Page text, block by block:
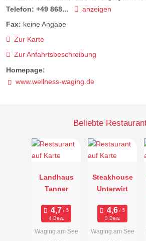
Telefon: +49 868...
anzeigen
Fax: keine Angabe
Zur Karte
Zur Anfahrtsbeschreibung
Homepage:
www.wellness-waging.de
Beliebte
Landhaus
Tanner
4 Bew.
Waging am See
Steakhouse
Unterwirt
3 Bew.
Waging am See